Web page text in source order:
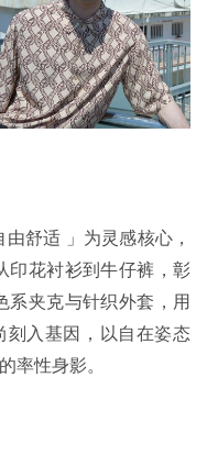
舒适 」为灵感核心，
印花衬衫到牛仔裤，彰
系夹克与针织外套，用
刻入基因，以自在姿态
率性身影。